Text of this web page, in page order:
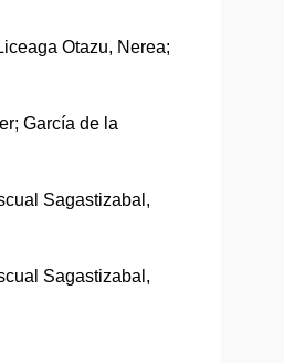
Otazu, Nerea;
García de la
Sagastizabal,
Sagastizabal,